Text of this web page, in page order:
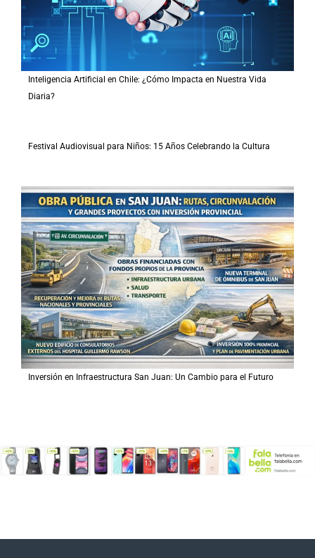
Inteligencia Artificial en Chile: ¿Cómo Impacta en Nuestra Vida
Diaria?
Festival Audiovisual para Niños: 15 Años Celebrando la Cultura
Inversión en Infraestructura San Juan: Un Cambio para el Futuro